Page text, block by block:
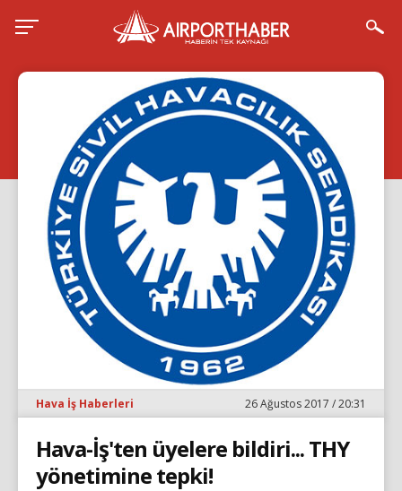
Hava İş Haberleri 26 Ağustos 2017 / 20:31
Hava-İş'ten üyelere bildiri... THY
yönetimine tepki!